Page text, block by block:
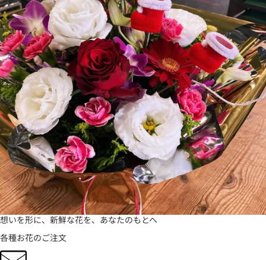
想いを形に、 新鮮な花を、 あなたのもとへ
各種お花のご注文